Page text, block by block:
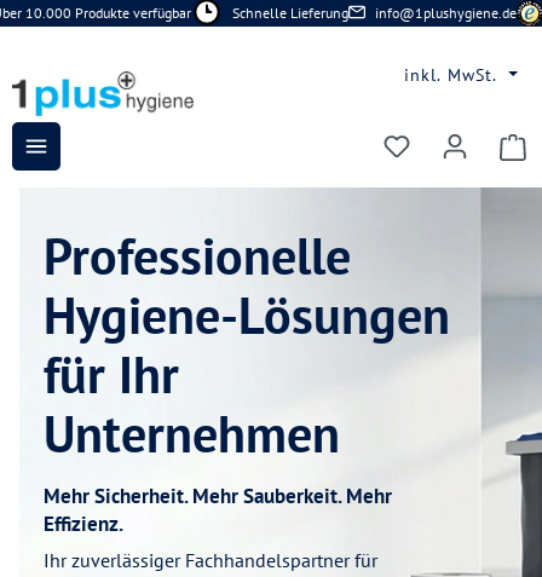
Zum Hauptinhalt springen
10.000 Produkte verfügbar Schnelle Lieferung info@1plushygiene.de
inkl. MwSt.
Du hast 0
Professionelle
Hygiene-Lösungen
für Ihr
Unternehmen
Mehr Sicherheit. Mehr Sauberkeit. Mehr
Effizienz.
Ihr zuverlässiger Fachhandelspartner für